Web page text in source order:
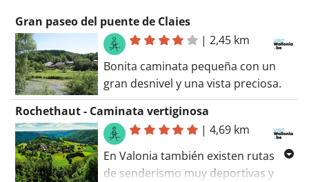
Gran paseo del puente de Claies
|2,45 km
Bonita caminata pequeña con un
gran desnivel y una vista preciosa.
Rochethaut - Caminata vertiginosa
|4,69 km
En Valonia también existen rutas
de senderismo muy deportivas y